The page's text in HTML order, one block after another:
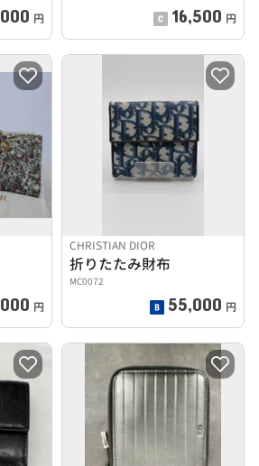
円 16,500 円
円
CHRISTIAN DIOR
折りたたみ財布
MC0072
55,000 円